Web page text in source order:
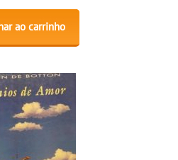
ao carrinho